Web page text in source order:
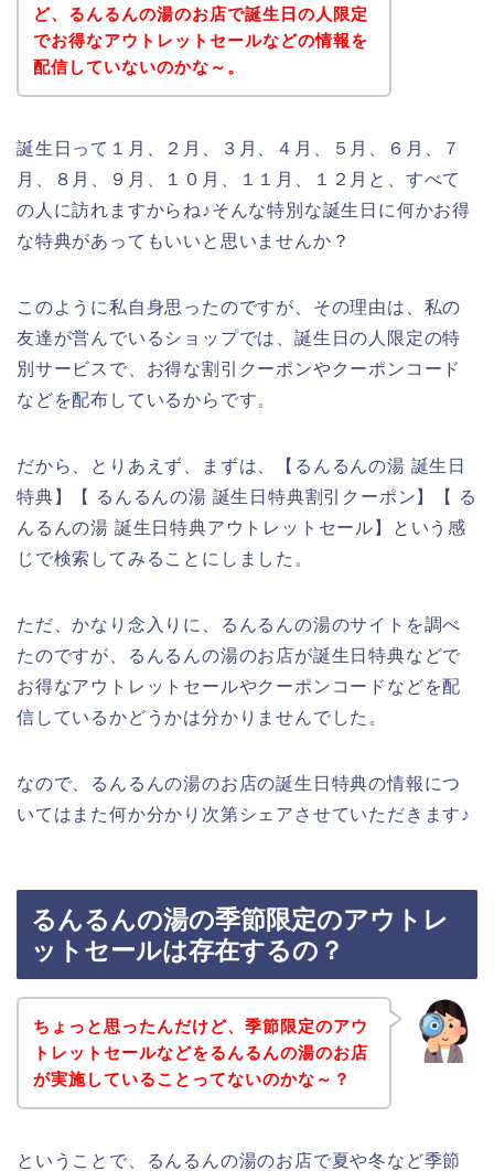
ど、るんるんの湯のお店で誕生日の人限定
でお得なアウトレットセールなどの情報を
配信していないのかな～。
誕生日って１月、２月、３月、４月、５月、６月、７
月、８月、９月、１０月、１１月、１２月と、すべて
の人に訪れますからね♪そんな特別な誕生日に何かお得
な特典があってもいいと思いませんか？
このように私自身思ったのですが、その理由は、私の
友達が営んでいるショップでは、誕生日の人限定の特
別サービスで、お得な割引クーポンやクーポンコード
などを配布しているからです。
だから、とりあえず、まずは、【るんるんの湯 誕生日
特典】【 るんるんの湯 誕生日特典割引クーポン】【 る
んるんの湯 誕生日特典アウトレットセール】という感
じで検索してみることにしました。
ただ、かなり念入りに、るんるんの湯のサイトを調べ
たのですが、るんるんの湯のお店が誕生日特典などで
お得なアウトレットセールやクーポンコードなどを配
信しているかどうかは分かりませんでした。
なので、るんるんの湯のお店の誕生日特典の情報につ
いてはまた何か分かり次第シェアさせていただきます♪
るんるんの湯の季節限定のアウトレ
ットセールは存在するの？
ちょっと思ったんだけど、季節限定のアウ
トレットセールなどをるんるんの湯のお店
が実施していることってないのかな～？
ということで、るんるんの湯のお店で夏や冬など季節